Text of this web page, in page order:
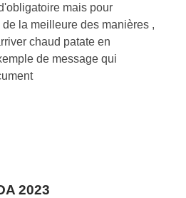
mais pour
la meilleure des manières ,
chaud patate en
de message qui
2023